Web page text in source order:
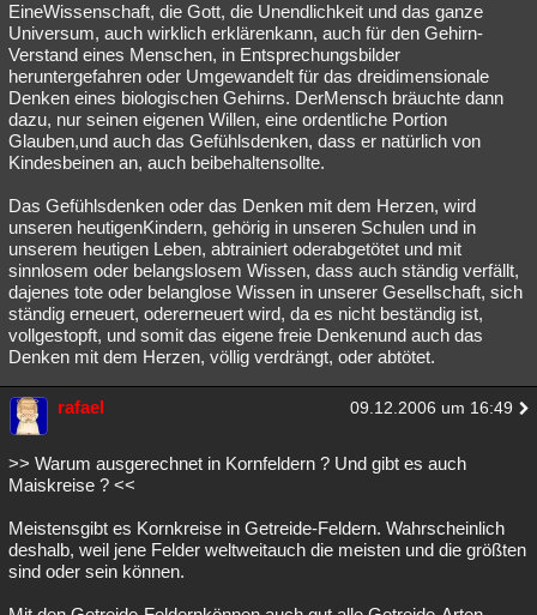
EineWissenschaft, die Gott, die Unendlichkeit und das ganze
Universum, auch wirklich erklärenkann, auch für den Gehirn-
Verstand eines Menschen, in Entsprechungsbilder
heruntergefahren oder Umgewandelt für das dreidimensionale
Denken eines biologischen Gehirns. DerMensch bräuchte dann
dazu, nur seinen eigenen Willen, eine ordentliche Portion
Glauben,und auch das Gefühlsdenken, dass er natürlich von
Kindesbeinen an, auch beibehaltensollte.
Das Gefühlsdenken oder das Denken mit dem Herzen, wird
unseren heutigenKindern, gehörig in unseren Schulen und in
unserem heutigen Leben, abtrainiert oderabgetötet und mit
sinnlosem oder belangslosem Wissen, dass auch ständig verfällt,
dajenes tote oder belanglose Wissen in unserer Gesellschaft, sich
ständig erneuert, odererneuert wird, da es nicht beständig ist,
vollgestopft, und somit das eigene freie Denkenund auch das
Denken mit dem Herzen, völlig verdrängt, oder abtötet.
rafael 09.12.2006 um 16:49
>> Warum ausgerechnet in Kornfeldern ? Und gibt es auch
Maiskreise ? <<
Meistensgibt es Kornkreise in Getreide-Feldern. Wahrscheinlich
deshalb, weil jene Felder weltweitauch die meisten und die größten
sind oder sein können.